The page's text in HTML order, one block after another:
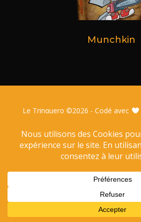
Munchkin
Le Trinquero ©2026 - Codé avec